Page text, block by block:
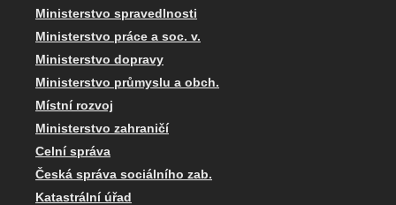
Ministerstvo spravedlnosti
Ministerstvo práce a soc. v.
Ministerstvo dopravy
Ministerstvo průmyslu a obch.
Místní rozvoj
Ministerstvo zahraničí
Celní správa
Česká správa sociálního zab.
Katastrální úřad